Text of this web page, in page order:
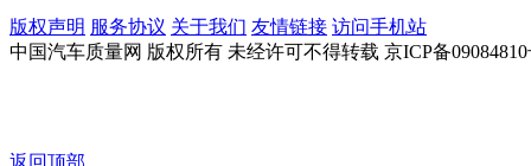
版权声明 服务协议 关于我们 友情链接 访问手机站
中国汽车质量网 版权所有 未经许可不得转载 京ICP备09084810
返回顶部